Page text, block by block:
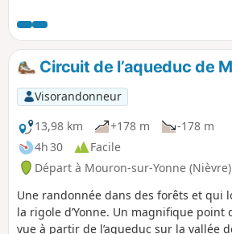
Morvan : Bion, Sabot et Bué.
Circuit de l’aqueduc de
Visorandonneur
13,98 km
+178 m
-178 m
4h 30
Facile
Départ à Mouron-sur-Yonne (Nièvre)
Une randonnée dans des forêts et qui
la rigole d’Yonne. Un magnifique point
vue à partir de l’aqueduc sur la vallée